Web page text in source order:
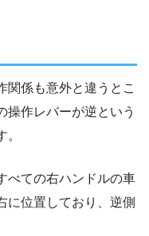
関係も意外と違うとこ
操作レバーが逆という
べての右ハンドルの車
に位置しており、逆側